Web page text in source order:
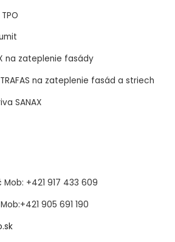
na zateplenie fasády
na zateplenie fasád a striech
SANAX
Mob: +421 917 433 609
Mob:+421 905 691 190